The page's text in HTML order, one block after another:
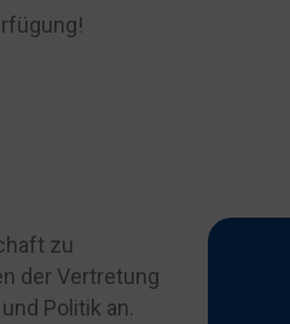
zu
der Vertretung
Politik an.